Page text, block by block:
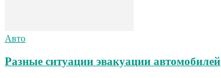
Авто
Разные ситуации эвакуации автомобилей